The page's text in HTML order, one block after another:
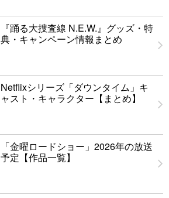
『踊る大捜査線 N.E.W.』グッズ・特
典・キャンペーン情報まとめ
Netflixシリーズ「ダウンタイム」キ
ャスト・キャラクター【まとめ】
「金曜ロードショー」2026年の放送
予定【作品一覧】